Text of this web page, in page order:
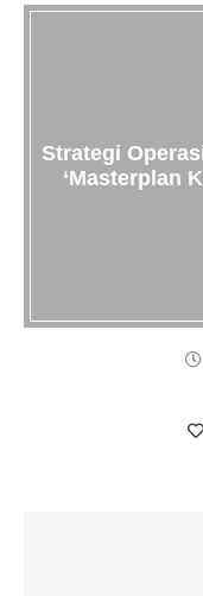
Strategi
‘Masterplan